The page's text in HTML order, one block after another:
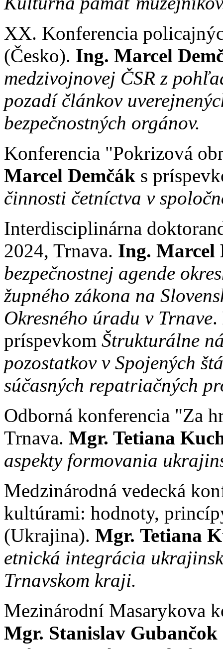
XX. Konferencia
(Česko). Ing. Marcel
medzivojnovej ČSR z
pozadí článkov
bezpečnostných orgánov.
Konferencia "Pokrizová
Marcel Demčák s
činnosti četníctva v
Interdisciplinárna
2024, Trnava. Ing. Marcel
bezpečnostnej agende
župného zákona na
Okresného úradu v Trnave.
príspevkom Štrukturálne
pozostatkov v Spojených
súčasných repatriačných
Odborná konferencia "Za
Trnava. Mgr. Tetiana
aspekty formovania
Medzinárodná vedecká
kultúrami: hodnoty,
(Ukrajina). Mgr. Tetiana
etnická integrácia
Trnavskom kraji.
Mezinárodní Masarykova
Mgr. Stanislav Gubančok